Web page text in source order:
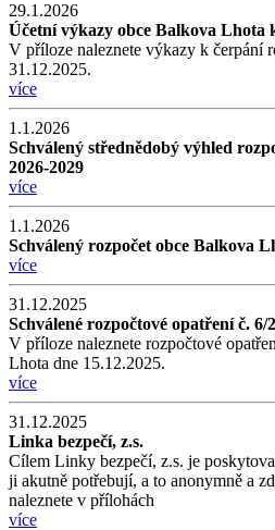
29.1.2026
Účetní výkazy obce Balkova Lhota
V příloze naleznete výkazy k čerpání
31.12.2025.
více
1.1.2026
Schválený střednědobý výhled
2026-2029
více
1.1.2026
Schválený rozpočet obce Balkova
více
31.12.2025
Schválené rozpočtové opatření č. 6/
V příloze naleznete rozpočtové
Lhota dne 15.12.2025.
více
31.12.2025
Linka bezpečí, z.s.
Cílem Linky bezpečí, z.s. je
ji akutně potřebují, a to anonymně a
naleznete v přílohách
více